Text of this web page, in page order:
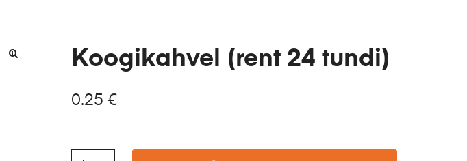
Koogikahvel (rent 24 tundi)
0.25 €